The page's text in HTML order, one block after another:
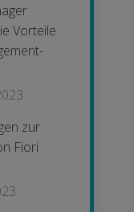
Vorteile
zur
Fiori